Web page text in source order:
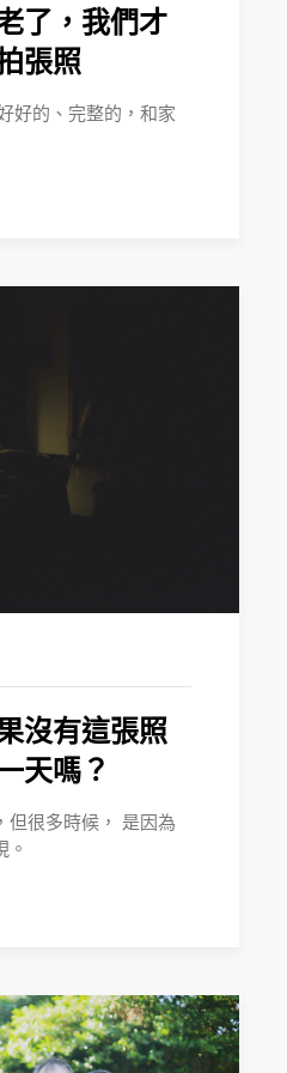
了，我們才
張照
好的、完整的，和家
沒有這張照
天嗎？
但很多時候， 是因為
。